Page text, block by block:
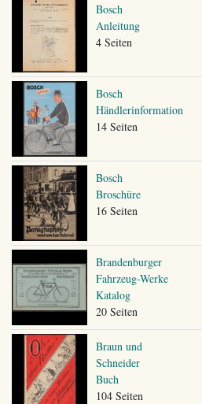
Bosch
Anleitung
4 Seiten
Bosch
Händlerinformation
14 Seiten
Bosch
Broschüre
16 Seiten
Brandenburger
Fahrzeug-Werke
Katalog
20 Seiten
Braun und
Schneider
Buch
104 Seiten